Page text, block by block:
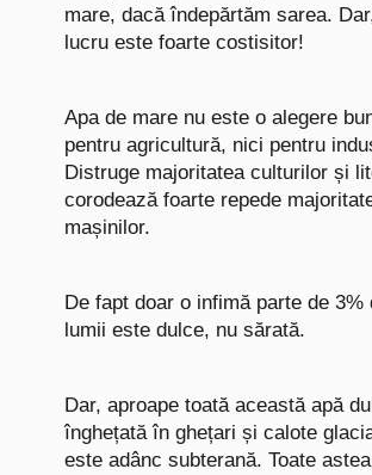
mare, dacă îndepărtăm sarea.
lucru este foarte costisitor!
Apa de mare nu este o alegere
pentru agricultură, nici pentru
Distruge majoritatea culturilor și
corodează foarte repede
mașinilor.
De fapt doar o infimă parte de 3%
lumii este dulce, nu sărată.
Dar, aproape toată această apă
înghețată în ghețari și calote
este adânc subterană. Toate